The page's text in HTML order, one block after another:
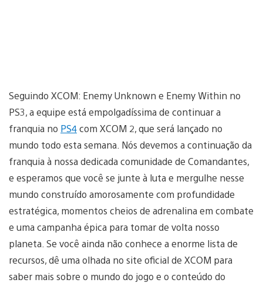
Seguindo XCOM: Enemy Unknown e Enemy Within no
PS3, a equipe está empolgadíssima de continuar a
franquia no PS4com XCOM 2, que será lançado no
mundo todo esta semana. Nós devemos a continuação da
franquia à nossa dedicada comunidade de Comandantes,
e esperamos que você se junte à luta e mergulhe nesse
mundo construído amorosamente com profundidade
estratégica, momentos cheios de adrenalina em combate
e uma campanha épica para tomar de volta nosso
planeta. Se você ainda não conhece a enorme lista de
recursos, dê uma olhada no site oficial de XCOM para
saber mais sobre o mundo do jogo e o conteúdo do